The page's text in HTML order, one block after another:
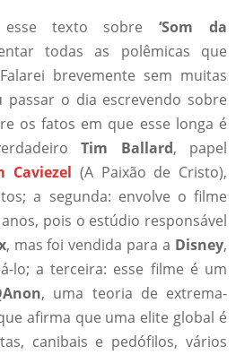
esse texto sobre‘Som da
todas as polêmicas que
brevemente sem muitas
passar o dia escrevendo sobre
os fatos em que esse longa é
Tim Ballard, papel
Caviezel (A Paixão de Cristo),
a segunda: envolve o filme
pois o estúdio responsável
, mas foi vendida para a Disney,
lo; a terceira: esse filme é um
, uma teoria de extrema-
afirma que uma elite global é
canibais e pedófilos, vários